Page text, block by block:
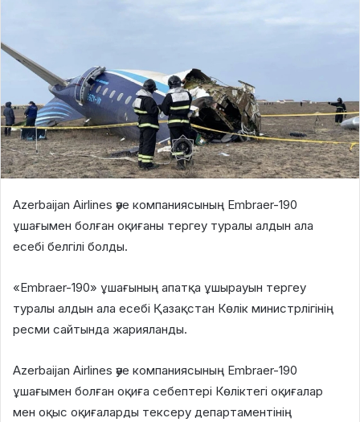
Azerbaijan Airlines әуе компаниясының Embraer-190
ұшағымен болған оқиғаны тергеу туралы алдын ала
есебі белгілі болды.
«Embraer-190» ұшағының апатқа ұшырауын тергеу
туралы алдын ала есебі Қазақстан Көлік министрлігінің
ресми сайтында жарияланды.
Azerbaijan Airlines әуе компаниясының Embraer-190
ұшағымен болған оқиға себептері Көліктегі оқиғалар
мен оқыс оқиғаларды тексеру департаментінің